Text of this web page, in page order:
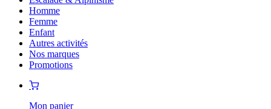
Homme
Femme
Enfant
Autres activités
Nos marques
Promotions
Mon panier